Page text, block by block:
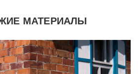
МАТЕРИАЛЫ